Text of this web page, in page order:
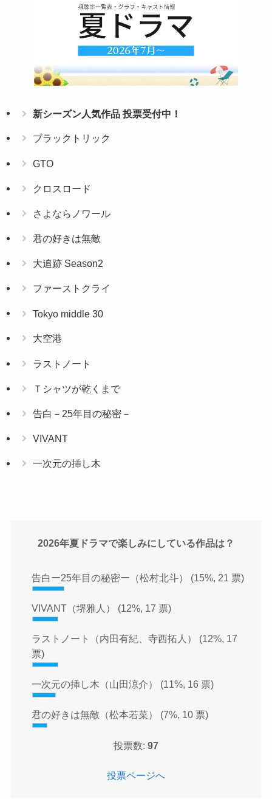
新シーズン人気作品 投票受付中！
ブラックトリック
GTO
クロスロード
さよならノワール
君の好きは無敵
大追跡 Season2
ファーストクライ
Tokyo middle 30
大空港
ラストノート
Ｔシャツが乾くまで
告白－25年目の秘密－
VIVANT
一次元の挿し木
2026年夏ドラマで楽しみにしている作品は？
告白ー25年目の秘密ー（松村北斗） (15%, 21 票)
VIVANT（堺雅人） (12%, 17 票)
ラストノート（内田有紀、寺西拓人） (12%, 17
票)
一次元の挿し木（山田涼介） (11%, 16 票)
君の好きは無敵（松本若菜） (7%, 10 票)
投票数: 97
投票ページへ